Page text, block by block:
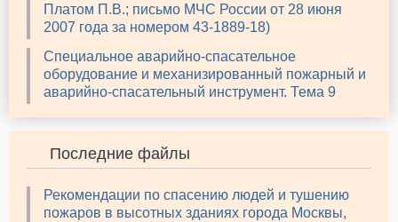
Платом П.В.; письмо МЧС России от 28 июня
2007 года за номером 43-1889-18)
Специальное аварийно-спасательное
оборудование и механизированный пожарный и
аварийно-спасательный инструмент. Тема 9
Последние файлы
Рекомендации по спасению людей и тушению
пожаров в высотных зданиях города Москвы,